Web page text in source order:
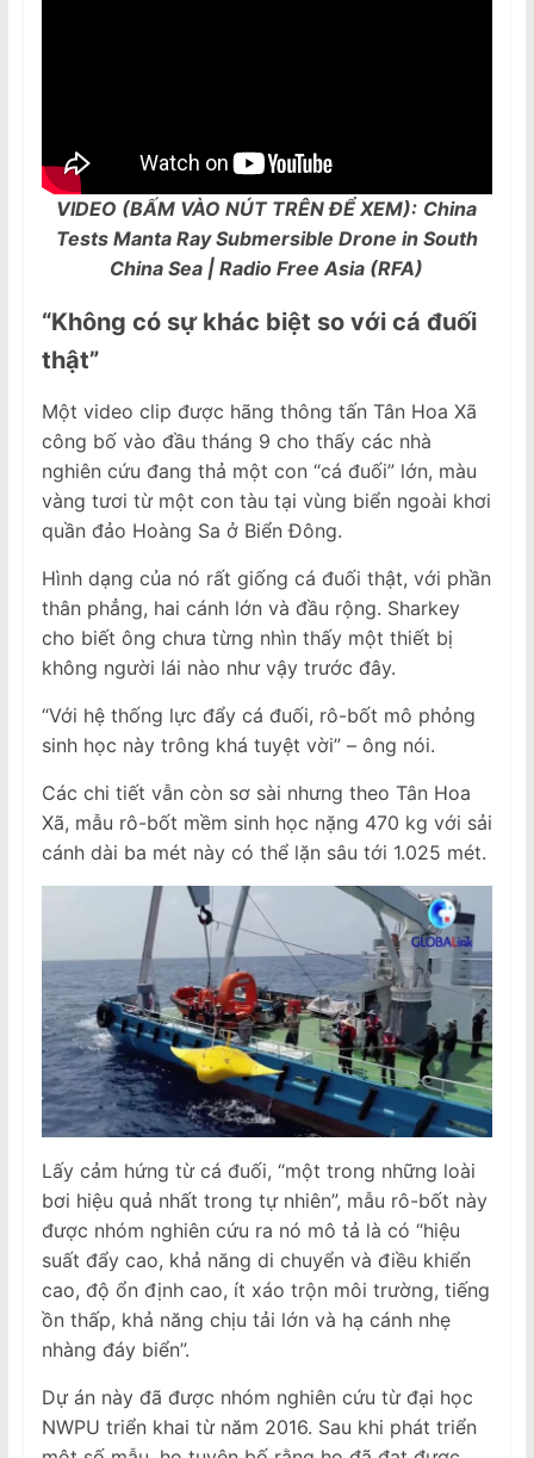
VIDEO (BẤM VÀO NÚT TRÊN ĐỂ XEM): China
Tests Manta Ray Submersible Drone in South
China Sea | Radio Free Asia (RFA)
“Không có sự khác biệt so với cá đuối
thật”
Một video clip được hãng thông tấn Tân Hoa Xã
công bố vào đầu tháng 9 cho thấy các nhà
nghiên cứu đang thả một con “cá đuối” lớn, màu
vàng tươi từ một con tàu tại vùng biển ngoài khơi
quần đảo Hoàng Sa ở Biển Đông.
Hình dạng của nó rất giống cá đuối thật, với phần
thân phẳng, hai cánh lớn và đầu rộng. Sharkey
cho biết ông chưa từng nhìn thấy một thiết bị
không người lái nào như vậy trước đây.
“Với hệ thống lực đẩy cá đuối, rô-bốt mô phỏng
sinh học này trông khá tuyệt vời” – ông nói.
Các chi tiết vẫn còn sơ sài nhưng theo Tân Hoa
Xã, mẫu rô-bốt mềm sinh học nặng 470 kg với sải
cánh dài ba mét này có thể lặn sâu tới 1.025 mét.
Lấy cảm hứng từ cá đuối, “một trong những loài
bơi hiệu quả nhất trong tự nhiên”, mẫu rô-bốt này
được nhóm nghiên cứu ra nó mô tả là có “hiệu
suất đẩy cao, khả năng di chuyển và điều khiển
cao, độ ổn định cao, ít xáo trộn môi trường, tiếng
ồn thấp, khả năng chịu tải lớn và hạ cánh nhẹ
nhàng đáy biển”.
Dự án này đã được nhóm nghiên cứu từ đại học
NWPU triển khai từ năm 2016. Sau khi phát triển